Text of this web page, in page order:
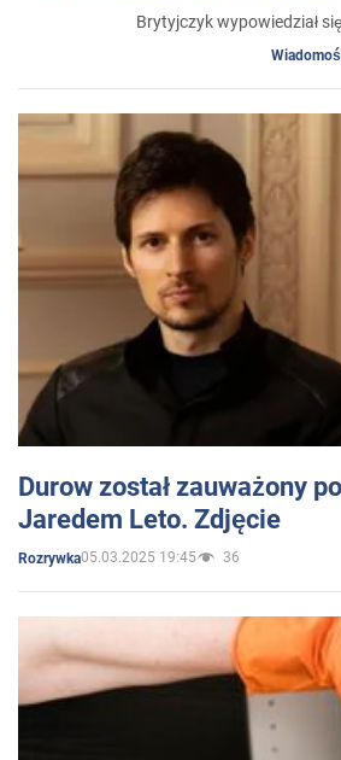
Brytyjczyk wypowiedział
Durow został zauważony
Jaredem Leto. Zdjęcie
Rozrywka05.03.2025 19:45 36